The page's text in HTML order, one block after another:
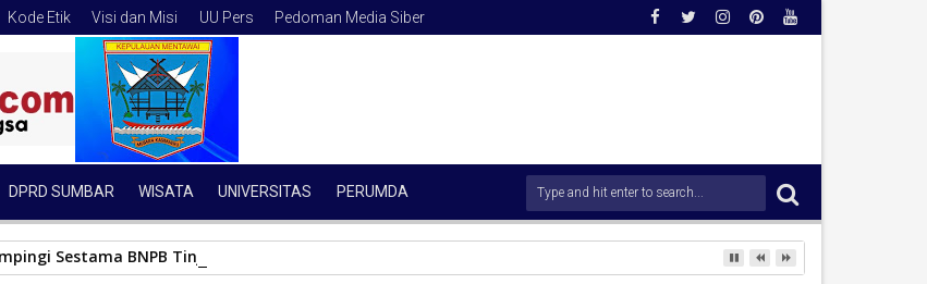
Kode Etik Visi dan Misi UU Pers Pedoman Media Siber
DPRD SUMBAR WISATA UNIVERSITAS PERUMDA
Sestama BNPB Tinjau Lokasi Banjir Bandang, Dorong Percepatan Penanganan Pascabencana.